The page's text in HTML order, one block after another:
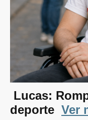
Lucas:
deporte Ver